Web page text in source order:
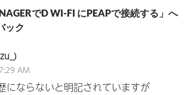
でD WI-FI にPEAPで接続する」へ
ック
AM
にならないと明記されていますが